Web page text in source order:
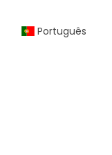
Português